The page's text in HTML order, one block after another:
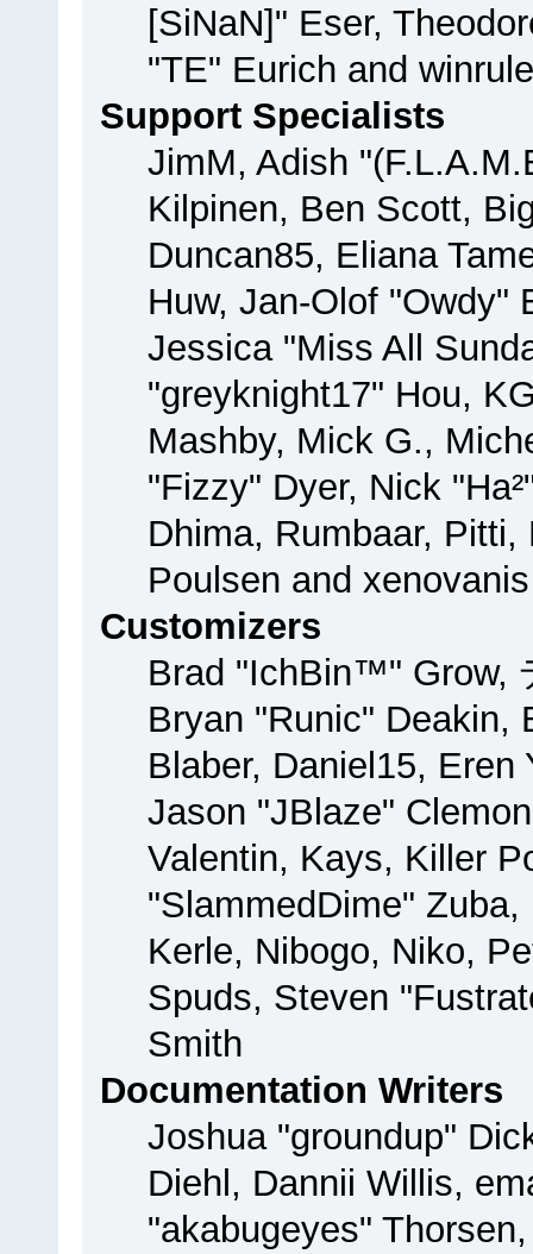
[SiNaN]" Eser,
"TE" Eurich and
Support Specialists
JimM, Adish
Kilpinen, Ben Scott,
Duncan85, Eliana
Huw, Jan-Olof "Owdy"
Jessica "Miss All
"greyknight17" Hou,
Mashby, Mick G.,
"Fizzy" Dyer, Nick
Dhima, Rumbaar,
Poulsen and xenovanis
Customizers
Brad "IchBin™" Grow,
Bryan "Runic" Deakin,
Blaber, Daniel15,
Jason "JBlaze"
Valentin, Kays, Killer
"SlammedDime"
Kerle, Nibogo, Niko,
Spuds, Steven
Smith
Documentation Writers
Joshua "groundup"
Diehl, Dannii Willis,
"akabugeyes"